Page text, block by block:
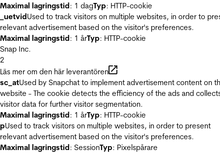
Maximal lagringstid: 1 dagTyp: HTTP-cookie
_uetvidUsed to track visitors on multiple websites, in order to
relevant advertisement based on the visitor's preferences.
Maximal lagringstid: 1 årTyp: HTTP-cookie
Snap Inc.
2
Läs mer om den här leverantören
sc_atUsed by Snapchat to implement advertisement content on
website - The cookie detects the efficiency of the ads and
visitor data for further visitor segmentation.
Maximal lagringstid: 1 årTyp: HTTP-cookie
pUsed to track visitors on multiple websites, in order to present
relevant advertisement based on the visitor's preferences.
Maximal lagringstid: SessionTyp: Pixelspårare